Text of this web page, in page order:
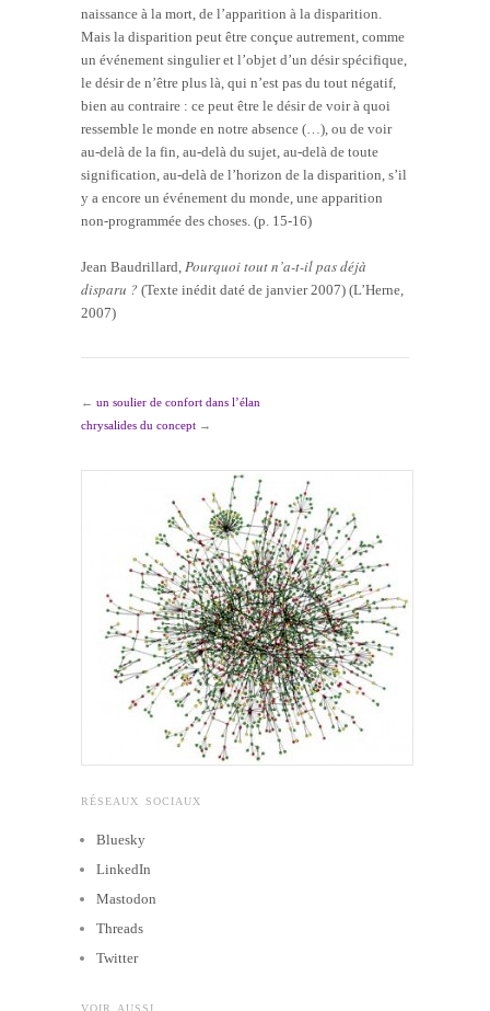
naissance à la mort, de l’apparition à la disparition.
Mais la disparition peut être conçue autrement, comme
un événement singulier et l’objet d’un désir spécifique,
le désir de n’être plus là, qui n’est pas du tout négatif,
bien au contraire : ce peut être le désir de voir à quoi
ressemble le monde en notre absence (…), ou de voir
au-delà de la fin, au-delà du sujet, au-delà de toute
signification, au-delà de l’horizon de la disparition, s’il
y a encore un événement du monde, une apparition
non-programmée des choses. (p. 15-16)
Jean Baudrillard, Pourquoi tout n’a-t-il pas déjà
disparu ? (Texte inédit daté de janvier 2007) (L’Herne,
2007)
← un soulier de confort dans l’élan
chrysalides du concept →
RÉSEAUX SOCIAUX
Bluesky
LinkedIn
Mastodon
Threads
Twitter
VOIR AUSSI